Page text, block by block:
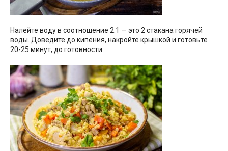
Налейте воду в соотношение 2:1 — это 2 стакана горячей
воды. Доведите до кипения, накройте крышкой и готовьте
20-25 минут, до готовности.